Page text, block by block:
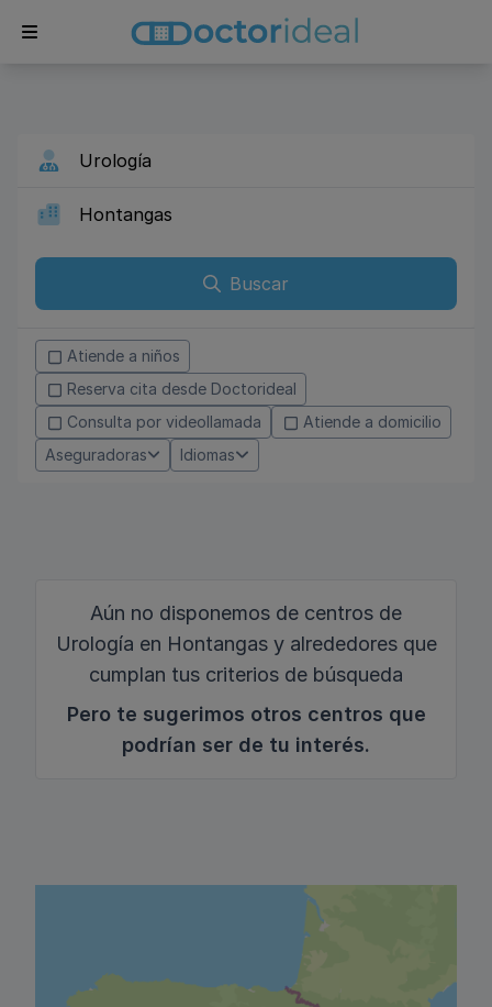
Buscar
Atiende a niños
Reserva cita desde Doctorideal
Consulta por videollamada
Atiende a domicilio
Aseguradoras
Idiomas
Aún no disponemos de centros de
Urología en Hontangas y alrededores que
cumplan tus criterios de búsqueda
Pero te sugerimos otros centros que
podrían ser de tu interés.